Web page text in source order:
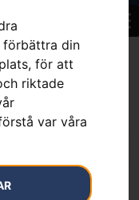
förbättra din
för att
riktade
var våra